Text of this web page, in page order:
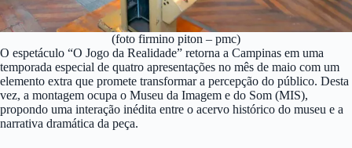
(foto firmino piton – pmc)
O espetáculo “O Jogo da Realidade” retorna a Campinas em uma
temporada especial de quatro apresentações no mês de maio com um
elemento extra que promete transformar a percepção do público. Desta
vez, a montagem ocupa o Museu da Imagem e do Som (MIS),
propondo uma interação inédita entre o acervo histórico do museu e a
narrativa dramática da peça.